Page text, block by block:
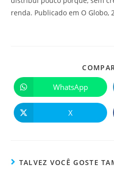
renda. Publicado em O
WhatsApp
X
TALVEZ VOCÊ GOSTE